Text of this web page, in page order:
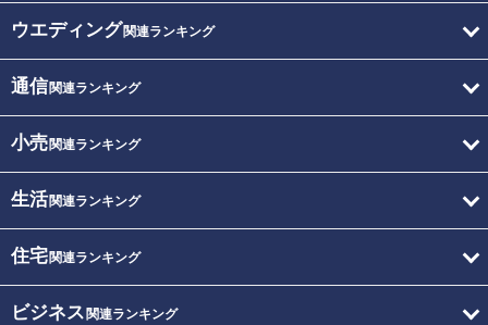
ウエディング関連ランキング
通信関連ランキング
小売関連ランキング
生活関連ランキング
住宅関連ランキング
ビジネス 関連ランキング